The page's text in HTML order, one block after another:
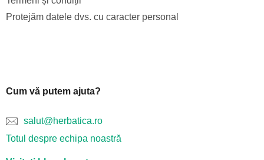
Protejăm datele dvs. cu caracter personal
Cum vă putem ajuta?
salut@herbatica.ro
Totul despre echipa noastră